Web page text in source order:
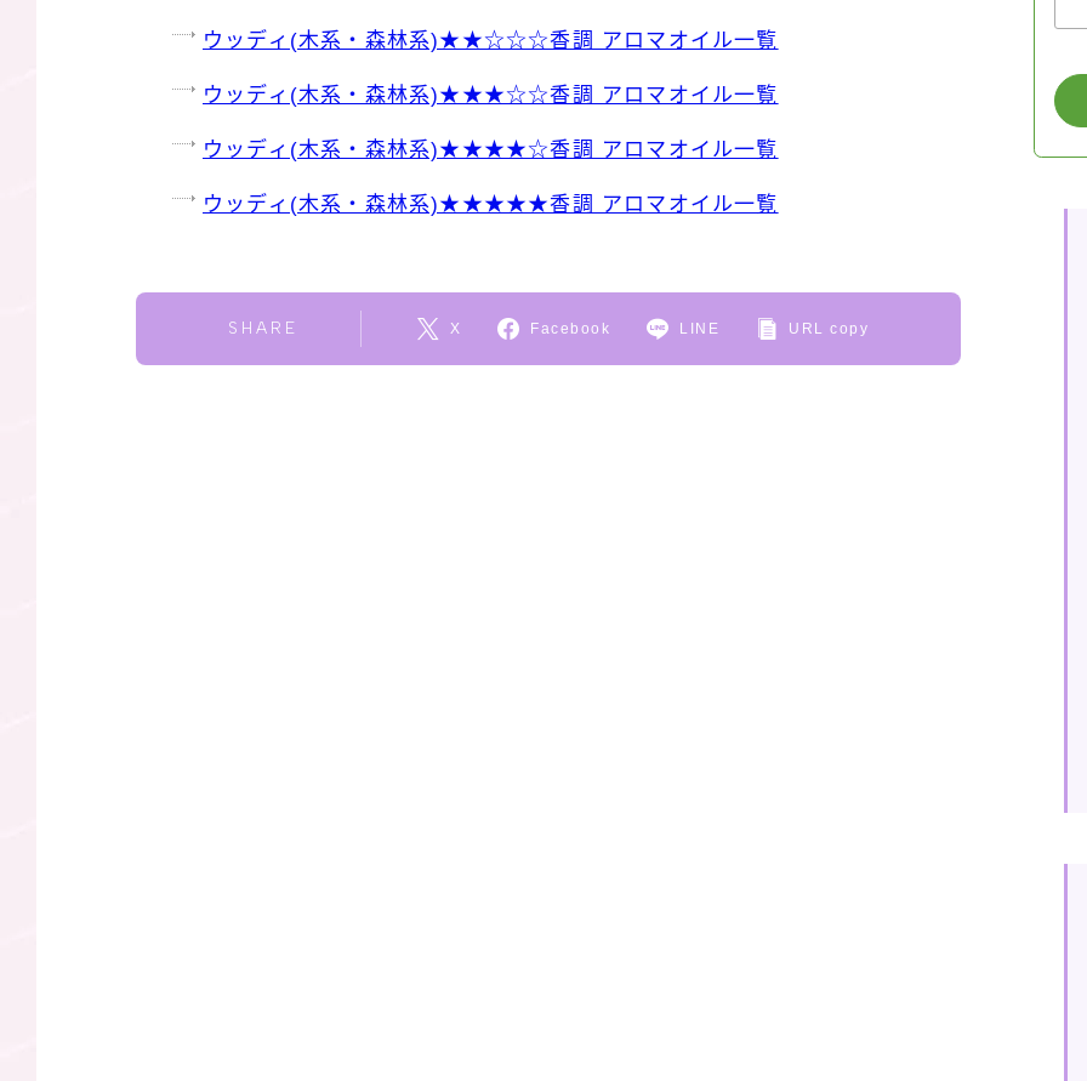
ウッディ(木系・森林系)★★☆☆☆香調 アロマオイル一覧
ウッディ(木系・森林系)★★★☆☆香調 アロマオイル一覧
ウッディ(木系・森林系)★★★★☆香調 アロマオイル一覧
ウッディ(木系・森林系)★★★★★香調 アロマオイル一覧
SHARE X Facebook LINE URL copy